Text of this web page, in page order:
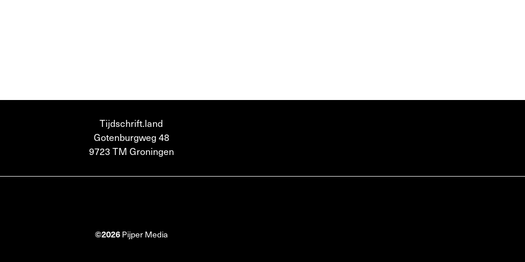
Tijdschrift.land
Gotenburgweg 48
9723 TM Groningen
©2026 Pijper Media